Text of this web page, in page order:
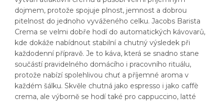
dojmem, protože spojuje plnost, jemnost a dobrou
pitelnost do jednoho vyváženého celku. Jacobs Barista
Crema se velmi dobře hodí do automatických kávovarů,
kde dokáže nabídnout stabilní a chutný výsledek při
každodenní přípravě. Je to káva, která se snadno stane
součástí pravidelného domácího i pracovního rituálu,
protože nabízí spolehlivou chuť a příjemné aroma v
každém šálku. Skvěle chutná jako espresso i jako caffè
crema, ale výborně se hodí také pro cappuccino, latté